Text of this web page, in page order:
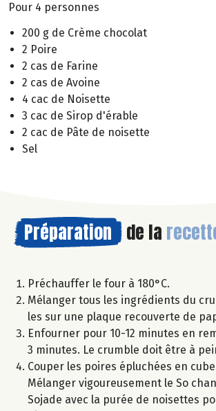
Pour 4 personnes
200 g de Crème chocolat
2 Poire
2 cas de Farine
2 cas de Avoine
4 cac de Noisette
3 cac de Sirop d'érable
2 cac de Pâte de noisette
Sel
Préparation de la
Préchauffer le four à 180°C.
Mélanger tous les ingrédients du
les sur une plaque recouverte de
Enfourner pour 10-12 minutes en
3 minutes. Le crumble doit être à
Couper les poires épluchées en
Mélanger vigoureusement le So
Sojade avec la purée de noisettes